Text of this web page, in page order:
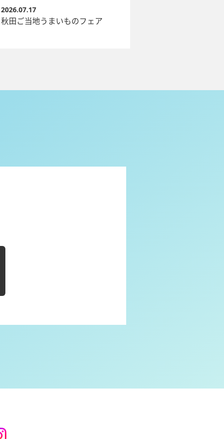
秋田ご当地うまいものフェア
2026.07.17